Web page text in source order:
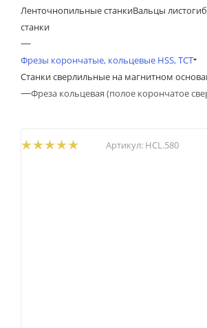
Ленточнопильные станкиВальцы
станки
—
Фрезы корончатые, кольцевые HSS, TCT
Станки сверлильные на магнитном
—Фреза кольцевая (полое корончатое
Артикул: HCL.580